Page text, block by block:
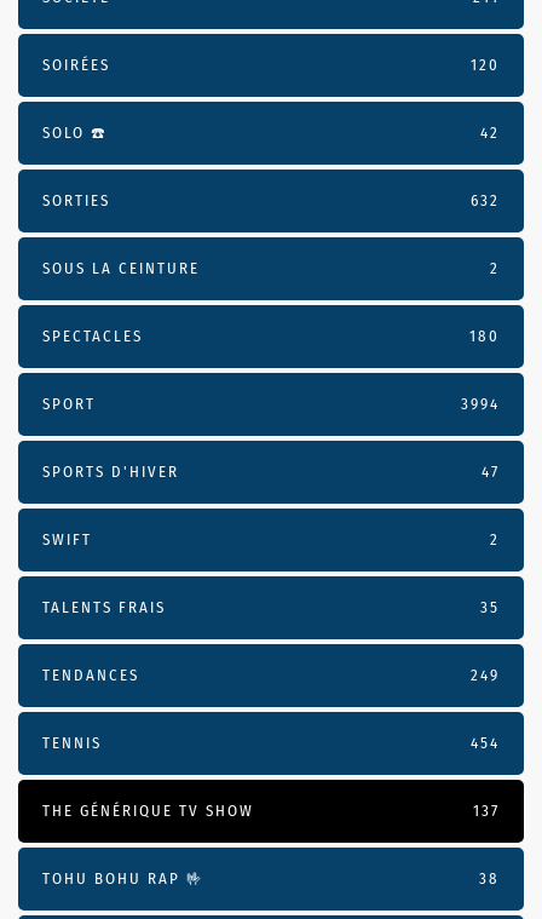
SOIRÉES 120
SOLO ☎️ 42
SORTIES 632
SOUS LA CEINTURE 2
SPECTACLES 180
SPORT 3994
SPORTS D'HIVER 47
SWIFT 2
TALENTS FRAIS 35
TENDANCES 249
TENNIS 454
THE GÉNÉRIQUE TV SHOW 137
TOHU BOHU RAP 🤟 38